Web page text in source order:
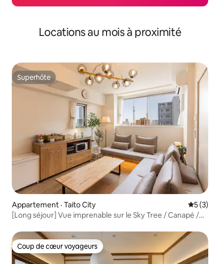
Locations au mois à proximité
Superhôte
Superhôte
Appartement · Taito City Note
5 (3)
[Long séjour] Vue imprenable sur le Sky Tree / Canapé /
touristiques
Coup de cœur voyageurs
Coup de cœur voyageurs